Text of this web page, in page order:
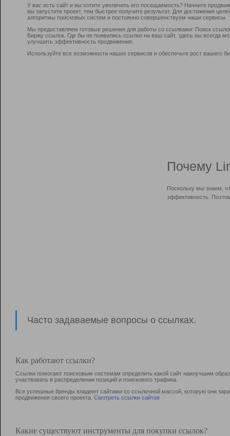
У вас есть сайт и вы хотите увеличить его посещаемость? Начните
вы запустите проект, тем быстрее получите результат. Для достижения
алгоритмы поисковых систем и постоянно совершенствуем наши сервисы.
Мы предоставляем готовые решения для работы со ссылками: Поиск
Биржу ссылок. Где бы не появились ссылки на ваш сайт, здесь вы всегда
улучшить эффективность продвижения.
Используйте все возможности наших сервисов и обеспечьте рост вашего
Почему
Поскольку мы знаем,
эффективность.
Часто задаваемые вопросы о ссылках.
Как работают ссылки?
Ссылки помогают поисковым системам определить какой сайт наилучшим
участвовать в раcпределении позиций и поискового трафика.
Все успешные бренды владеют сайтами со ссылочной массой, которую они
продвижения своего проекта. Смотреть ссылки сайтов
Какие существуют инструменты для покупки ссылок?